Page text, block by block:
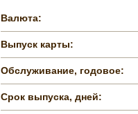
Валюта:
Выпуск карты:
Обслуживание, годовое:
Срок выпуска, дней: